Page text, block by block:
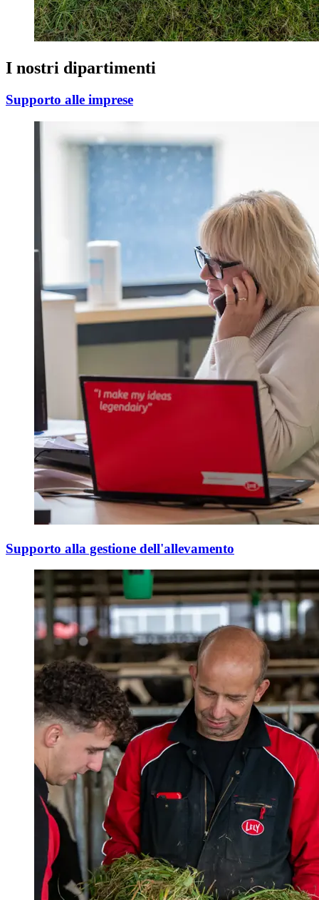
I nostri dipartimenti
Supporto alle imprese
Supporto alla gestione dell'allevamento